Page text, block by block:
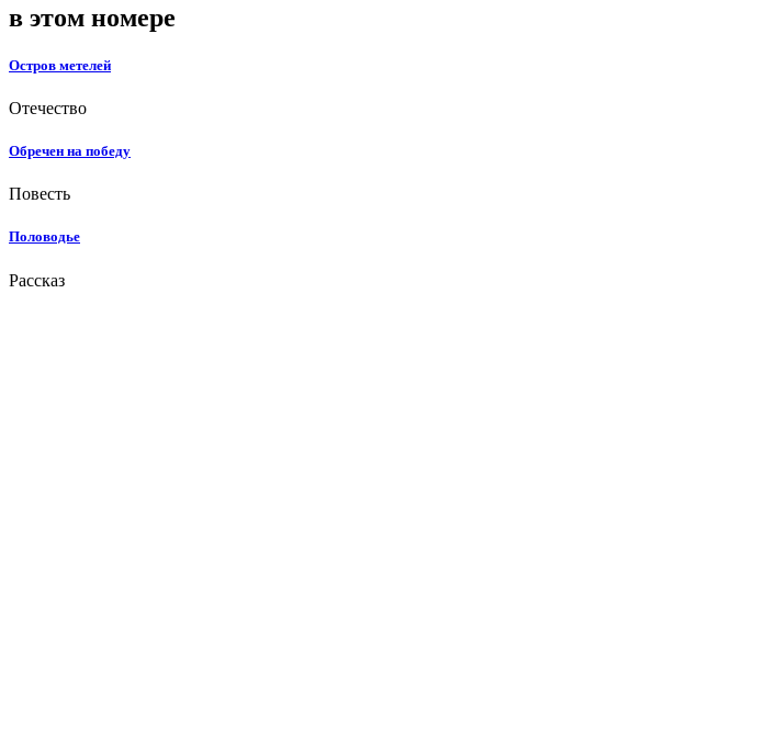
в этом номере
Остров метелей
Отечество
Обречен на победу
Повесть
Половодье
Рассказ